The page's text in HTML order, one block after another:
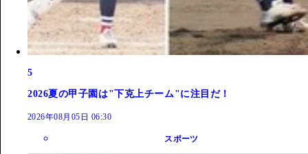
5
2026夏の甲子園は"下克上チーム"に注目だ！
2026年08月05日 06:30
スポーツ